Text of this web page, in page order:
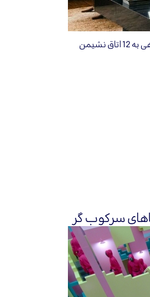
آیا به دنبال اتاق نشیمنی به روز می‌باشید؟ ما اینجا هستیم تا با نگاهی به 12 اتاق نشیمن
سرکوب گر